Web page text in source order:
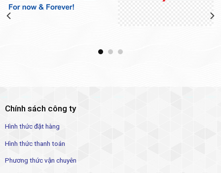
Chính sách công ty
Hình thức đặt hàng
Hình thức thanh toán
Phương thức vận chuyên